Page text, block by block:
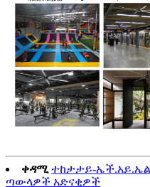
ቀዳሚ ተከታታይ-ኤች.አይ.ኤል.
ጣውላዎች አድናቂዎች